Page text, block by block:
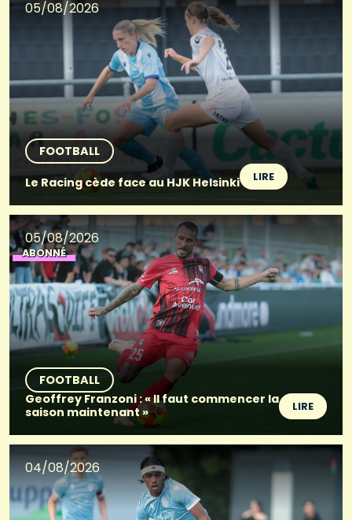
05/08/2026
FOOTBALL
Le Racing cède face au HJK Helsinki
LIRE
05/08/2026
ABONNÉ
FOOTBALL
Geoffrey Franzoni : « Il faut commencer la
saison maintenant »
LIRE
04/08/2026